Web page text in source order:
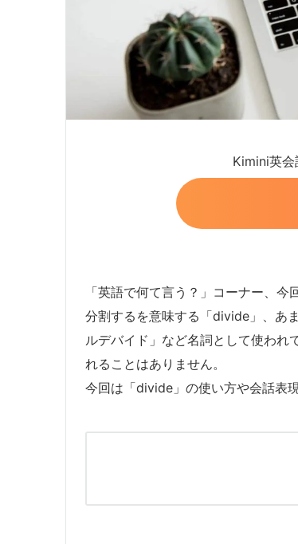
Kimini英会
「英語で何て言う？」コーナー、今
分割するを意味する「divide」、あ
ルデバイド」など名詞として使わ
れることはありません。
今回は「divide」の使い方や会話表